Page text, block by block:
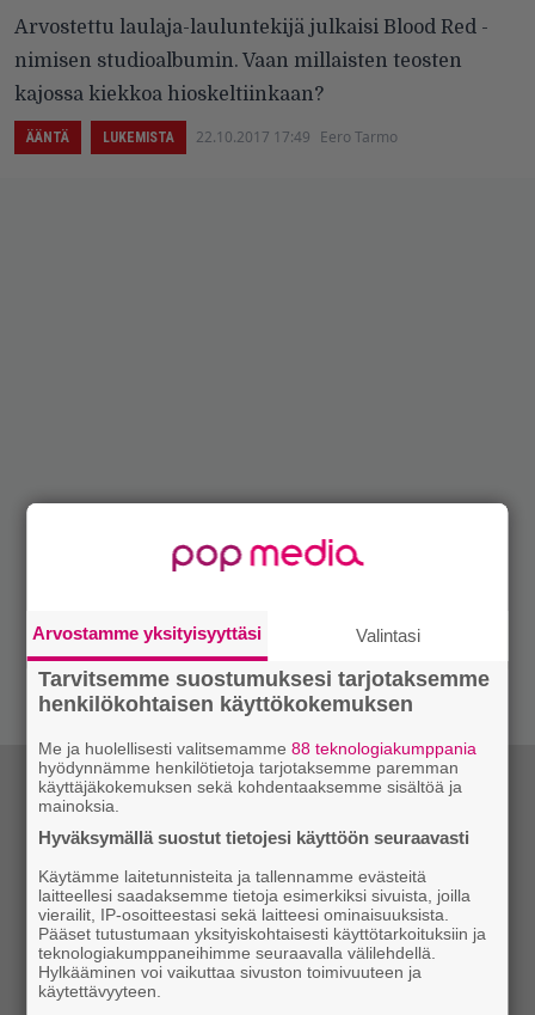
Arvostettu laulaja-lauluntekijä julkaisi Blood Red -
nimisen studioalbumin. Vaan millaisten teosten
kajossa kiekkoa hioskeltiinkaan?
ÄÄNTÄ LUKEMISTA 22.10.2017 17:49 Eero Tarmo
Arvostamme yksityisyyttäsi Valintasi
Tarvitsemme suostumuksesi tarjotaksemme
henkilökohtaisen käyttökokemuksen
Me ja huolellisesti valitsemamme88 teknologiakumppania
hyödynnämme henkilötietoja tarjotaksemme paremman
käyttäjäkokemuksen sekä kohdentaaksemme sisältöä ja
mainoksia.
Hyväksymällä suostut tietojesi käyttöön seuraavasti
Käytämme laitetunnisteita ja tallennamme evästeitä
laitteellesi saadaksemme tietoja esimerkiksi sivuista, joilla
vierailit, IP-osoitteestasi sekä laitteesi ominaisuuksista.
Pääset tutustumaan yksityiskohtaisesti käyttötarkoituksiin ja
teknologiakumppaneihimme seuraavalla välilehdellä.
Hylkääminen voi vaikuttaa sivuston toimivuuteen ja
käytettävyyteen.